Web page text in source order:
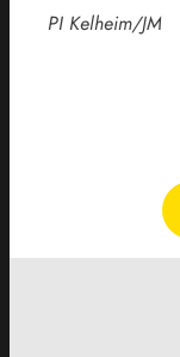
PI Kelheim/JM